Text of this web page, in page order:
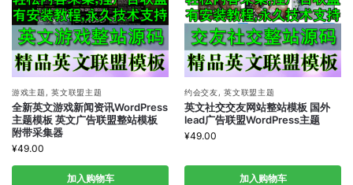
游戏主题 ,英文联盟主题
全新英文游戏新闻资讯WordPress
主题模板 英文广告联盟整站模板
附带采集器
¥49.00
加入购物车
约会交友,英文联盟主题
英文社交交友网站整站模板 国外
lead广告联盟WordPress主题
¥49.00
加入购物车